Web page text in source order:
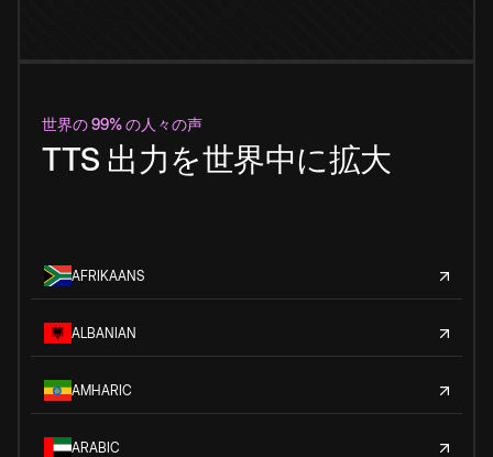
世界の 99% の人々の声
TTS 出力を世界中に拡大
AFRIKAANS
ALBANIAN
AMHARIC
ARABIC